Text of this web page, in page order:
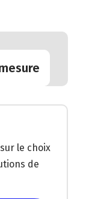
le choix
de